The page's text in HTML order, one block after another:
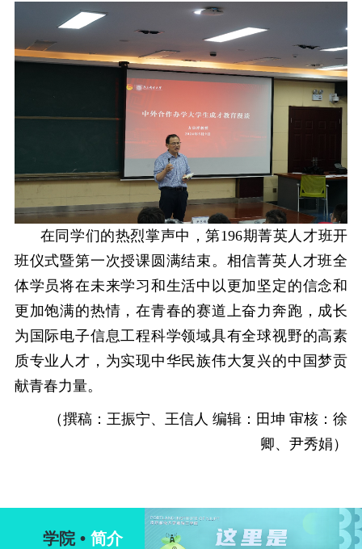
在同学们的热烈掌声中，第196期菁英人才班开
班仪式暨第一次授课圆满结束。相信菁英人才班全
体学员将在未来学习和生活中 以更加坚定的信念和
更加饱满的热情，在青春的赛道上奋力奔跑， 成长
为国际电子信息工程科学领域具有全球视野的高素
质专业人才， 为实现中华民族伟大复兴的中国梦贡
献青春力量。
（撰稿：王振宁、王信人 编辑：田坤 审核：徐
卿、尹秀娟）
学院 •简介